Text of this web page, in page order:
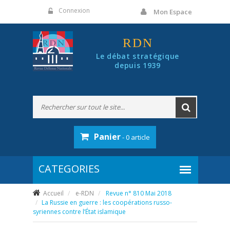
Connexion Mon Espace
RDN
Le débat stratégique
depuis 1939
Panier- 0 article
Accueil e-RDN
Revue n° 810 Mai 2018
La Russie en guerre : les coopérations russo-
syriennes contre l’État islamique